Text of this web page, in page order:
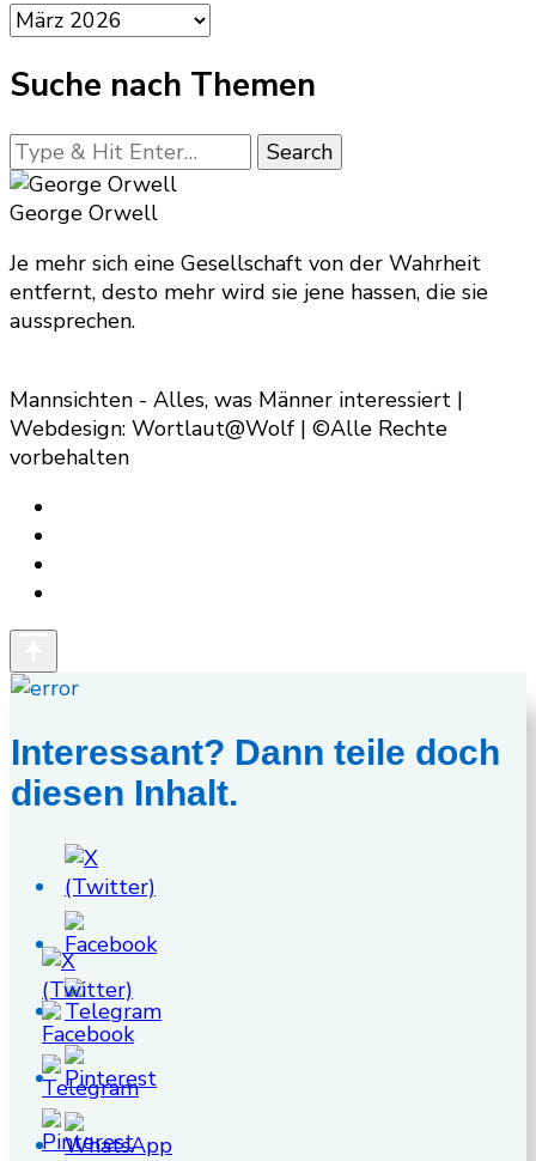
Artikel-
Archiv
Suche nach Themen
Looking
for
Something?
George Orwell
Je mehr sich eine Gesellschaft von der Wahrheit
entfernt, desto mehr wird sie jene hassen, die sie
aussprechen.
Mannsichten - Alles, was Männer interessiert |
Webdesign: Wortlaut@Wolf | ©Alle Rechte
vorbehalten
Interessant? Dann teile doch
diesen Inhalt.